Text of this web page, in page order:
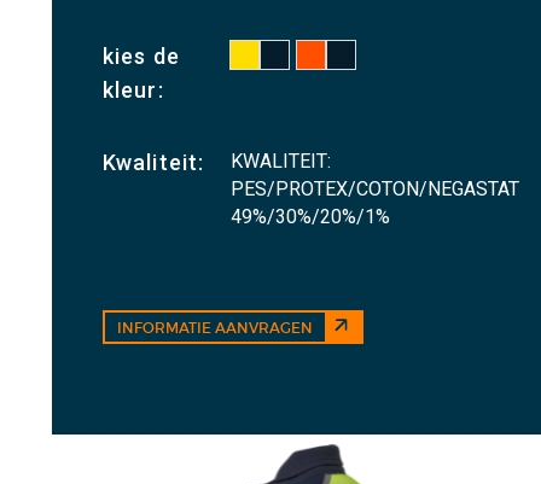
kies de
kleur:
Kwaliteit:
KWALITEIT:
PES/PROTEX/COTON/NEGASTAT
49%/30%/20%/1%
INFORMATIE AANVRAGEN